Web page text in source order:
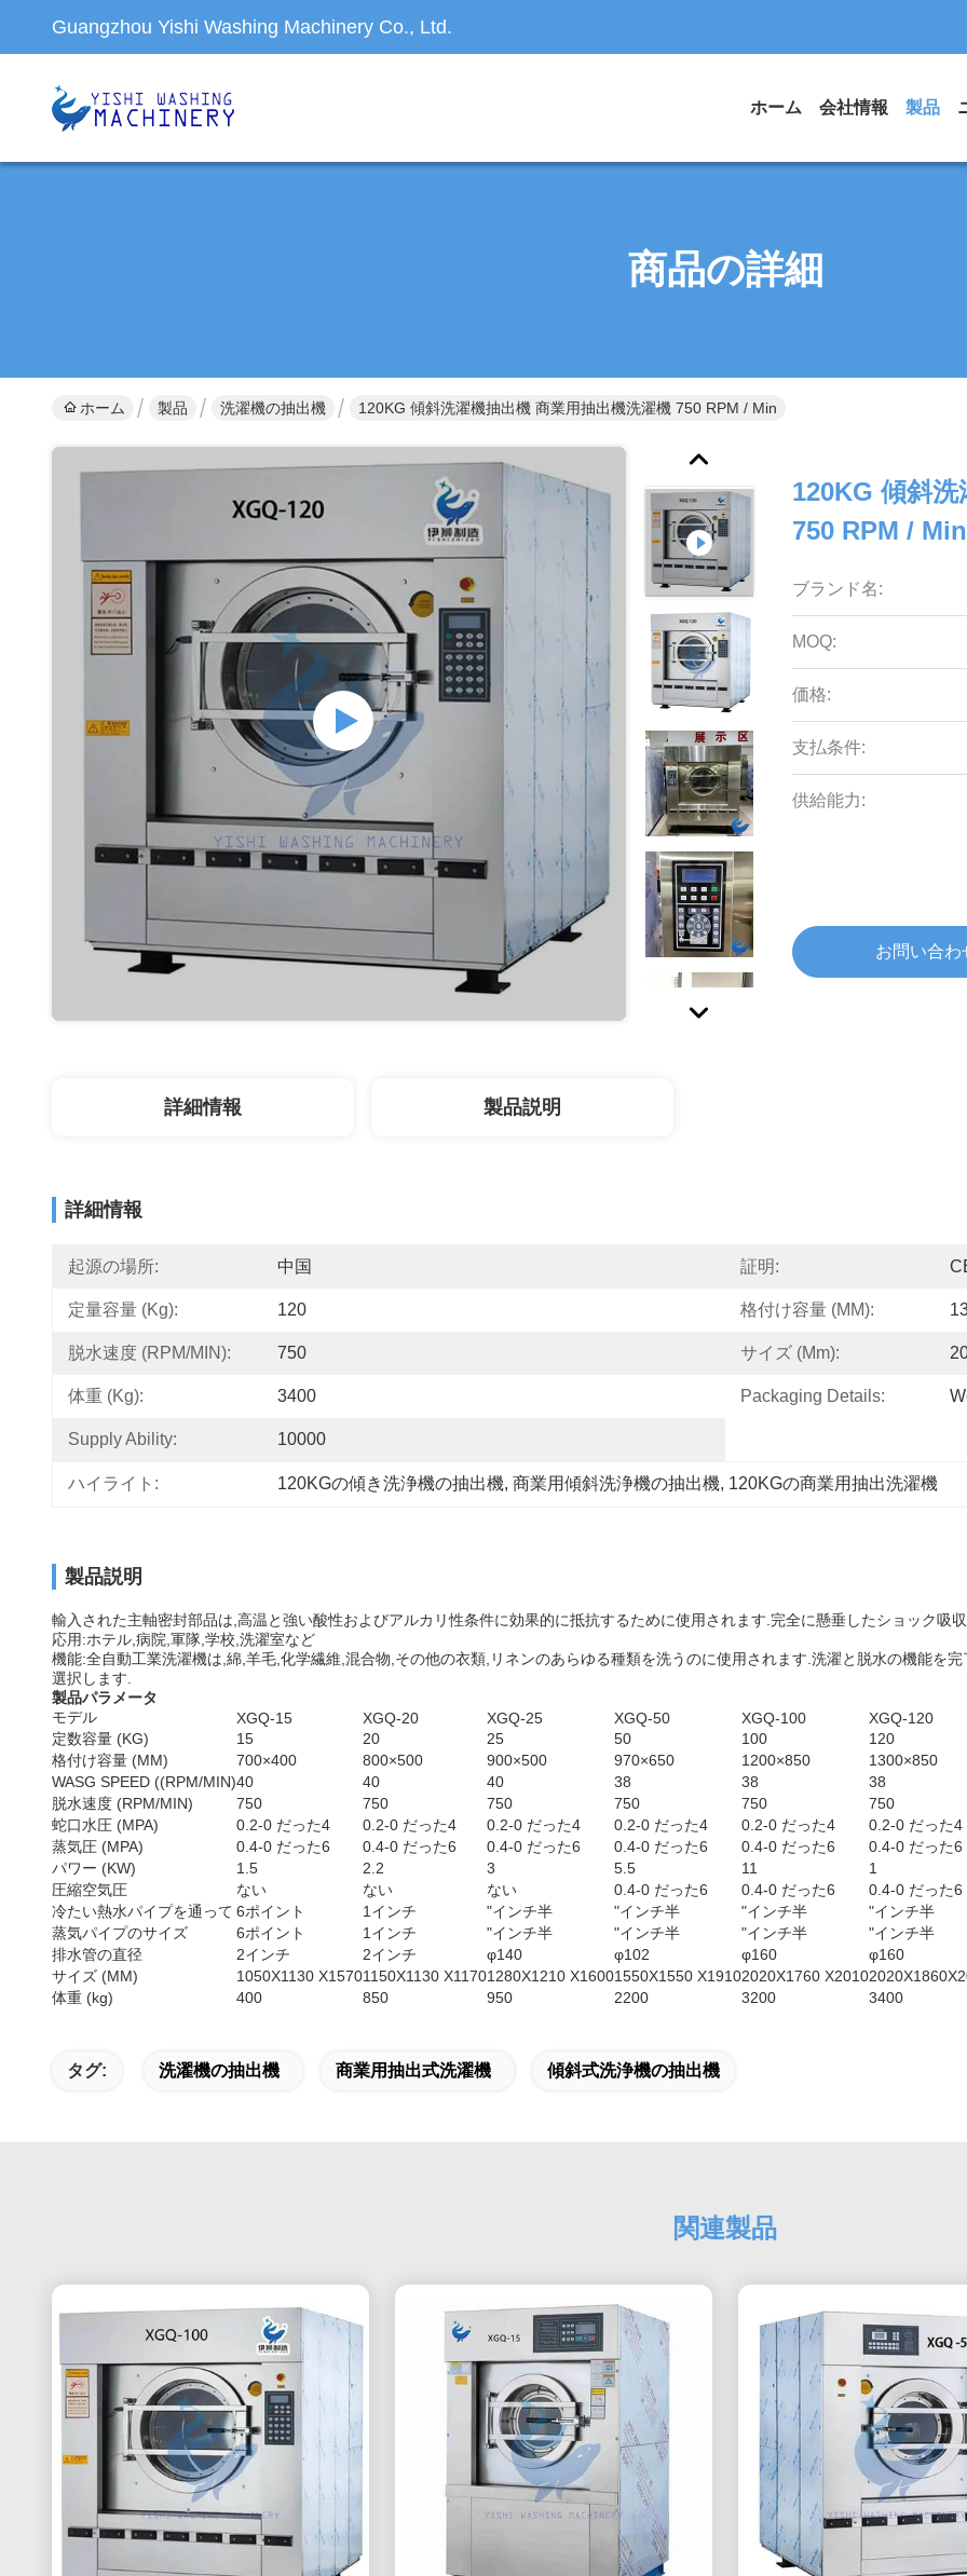
Guangzhou Yishi Washing Machinery Co., Ltd.
ホーム 会社情報 製品
商品の詳細
ホーム 製品 洗濯機の抽出機 120KG 傾斜洗濯機抽出機 商業用抽出機洗濯機 750 RPM / Min
120KG 傾斜
750 RPM / Min
ブランド名:
MOQ:
価格:
支払条件:
供給能力:
お問い合わ
詳細情報 製品説明
詳細情報
起源の場所: 中国 証明:
定量容量 (kg): 120 格付け容量 (MM):
脱水速度 (RPM/MIN): 750 サイズ (mm):
体重 (kg): 3400 Packaging Details:
Supply Ability: 10000
ハイライト: 120KGの傾き洗浄機の抽出機, 商業用傾斜洗浄機の抽出機, 120KGの商業用抽出洗濯機
製品説明
輸入された主軸密封部品は,高温と強い酸性およびアルカリ性条件に効果的に抵抗するために使用されます.完全に懸垂したショック吸
応用:ホテル,病院,軍隊,学校,洗濯室など
機能:全自動工業洗濯機は,綿,羊毛,化学繊維,混合物,その他の衣類,リネンのあらゆる種類を洗うのに使用されます.洗濯と脱水の機能を
選択します.
製品パラメータ
モデル
XGQ-15 XGQ-20 XGQ-25 XGQ-50 XGQ-100
XGQ-120
定数容量 (KG)
15 20 25 50 100
120
格付け容量 (MM)
700×400 800×500 900×500 970×650 1200×850
1300×850
WASG SPEED ((RPM/MIN)40 40 40 38 38
38
脱水速度 (RPM/MIN)
750 750 750 750 750
750
蛇口水圧 (MPA)
0.2-0 だった4 0.2-0 だった4 0.2-0 だった4 0.2-0 だった4 0.2-0 だった4
0.2-0 だった4
蒸気圧 (MPA)
0.4-0 だった6 0.4-0 だった6 0.4-0 だった6 0.4-0 だった6 0.4-0 だった6
0.4-0 だった6
パワー (KW)
1.5 2.2 3 5.5 11
1
圧縮空気圧
ない ない ない 0.4-0 だった6 0.4-0 だった6
0.4-0 だった6
冷たい熱水パイプを通って 6ポイント 1インチ "インチ半 "インチ半 "インチ半
"インチ半
蒸気パイプのサイズ
6ポイント 1インチ "インチ半 "インチ半 "インチ半
"インチ半
排水管の直径
2インチ 2インチ φ140 φ102 φ160
φ160
サイズ (MM)
1050X1130 X15701150X1130 X11701280X1210 X16001550X1550 X19102020X1760 X2010
体重 (kg)
400 850 950 2200 3200 3400
タグ: 洗濯機の抽出機 商業用抽出式洗濯機 傾斜式洗浄機の抽出機
関連製品